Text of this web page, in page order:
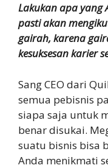
Lakukan apa yang
pasti akan
gairah, karena
kesuksesan karier
Sang CEO dari
semua pebisnis
siapa saja untuk
benar disukai.
suatu bisnis bisa
Anda menikmati